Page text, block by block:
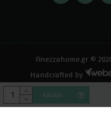
ΚΑΛΆΘΙ
Finezzahome.gr ©
Handcrafted by